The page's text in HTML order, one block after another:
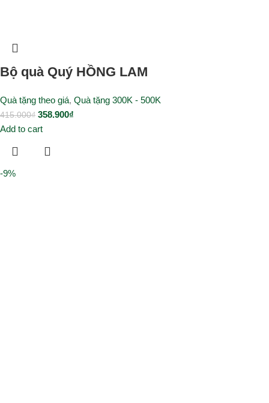
Bộ quà Quý HỒNG LAM
Quà tặng theo giá, Quà tặng 300K - 500K
415.000₫ 358.900₫
Add to cart
-9%